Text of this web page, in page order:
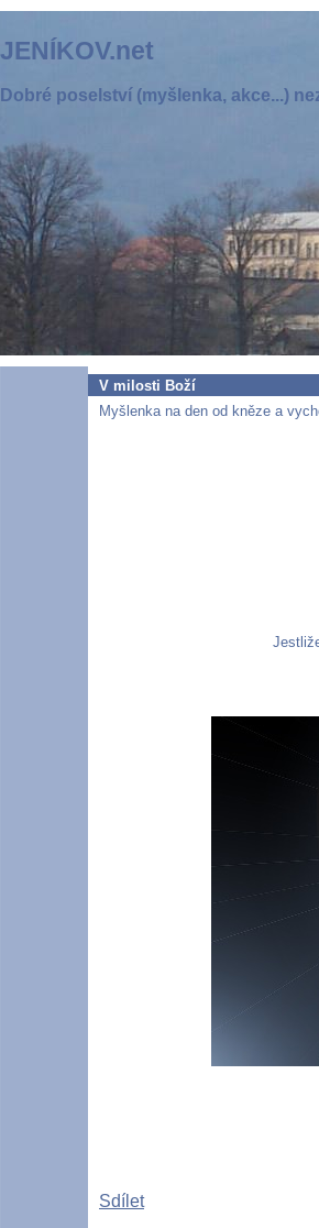
JENÍKOV.net
Dobré poselství (myšlenka, akce...)
V milosti Boží
Myšlenka na den od kněze a
Sdílet